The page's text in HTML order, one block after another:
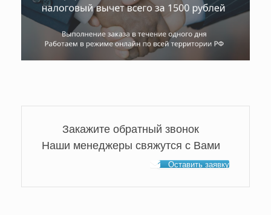
Закажите обратный звонок
Наши менеджеры свяжутся с Вами
Оставить заявку